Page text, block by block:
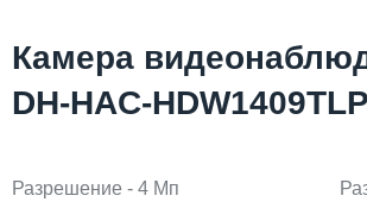
Камера
DH-HAC-
Разрешение - 4 Мп